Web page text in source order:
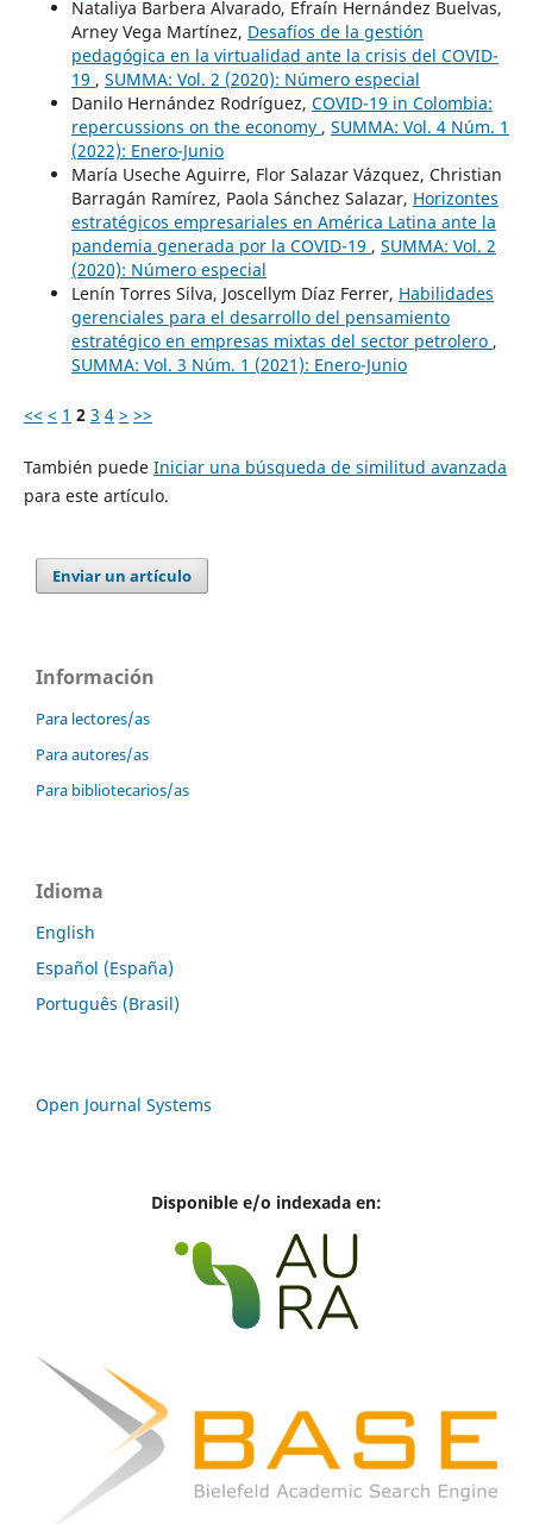
Nataliya Barbera Alvarado, Efraín Hernández Buelvas,
Arney Vega Martínez, Desafíos de la gestión
pedagógica en la virtualidad ante la crisis del COVID-
19 , SUMMA: Vol. 2 (2020): Número especial
Danilo Hernández Rodríguez, COVID-19 in Colombia:
repercussions on the economy , SUMMA: Vol. 4 Núm. 1
(2022): Enero-Junio
María Useche Aguirre, Flor Salazar Vázquez, Christian
Barragán Ramírez, Paola Sánchez Salazar, Horizontes
estratégicos empresariales en América Latina ante la
pandemia generada por la COVID-19 , SUMMA: Vol. 2
(2020): Número especial
Lenín Torres Silva, Joscellym Díaz Ferrer, Habilidades
gerenciales para el desarrollo del pensamiento
estratégico en empresas mixtas del sector petrolero ,
SUMMA: Vol. 3 Núm. 1 (2021): Enero-Junio
<< < 1 2 3 4 > >>
También puede Iniciar una búsqueda de similitud avanzada
para este artículo.
Enviar un artículo
Información
Para lectores/as
Para autores/as
Para bibliotecarios/as
Idioma
English
Español (España)
Português (Brasil)
Open Journal Systems
Disponible e/o indexada en: